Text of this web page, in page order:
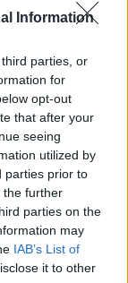
Information
parties, or
for
opt-out
that after your
seeing
utilized by
parties prior to
the further
parties on the
may
IAB’s List of
it to other